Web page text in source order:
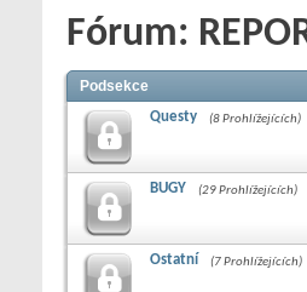
Fórum:
Podsekce
Questy (8 Prohlížejících)
BUGY (29 Prohlížejících)
Ostatní (7 Prohlížejících)